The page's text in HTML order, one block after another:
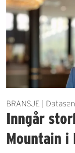
BRANSJE |
Inngår
Mountain i